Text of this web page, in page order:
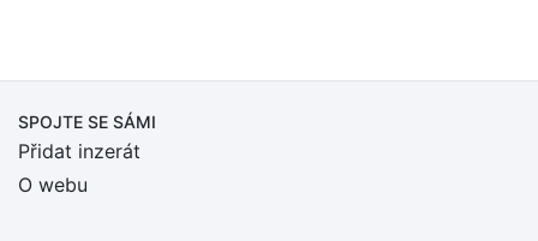
SPOJTE SE SÁMI
Přidat inzerát
O webu